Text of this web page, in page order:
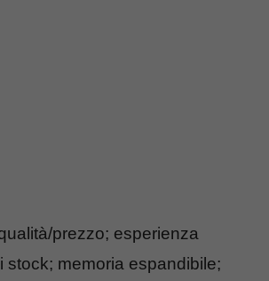
prezzo; esperienza
stock; memoria espandibile;